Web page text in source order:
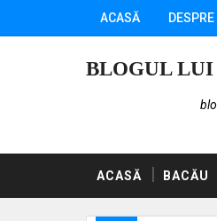
ACASĂ
BLOGUL
ACASĂ BACĂU